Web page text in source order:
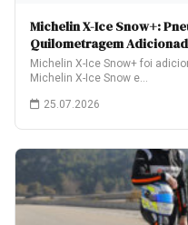
Michelin X-Ice Snow+:
Quilometragem
Michelin X-Ice Snow+ foi
Michelin X-Ice Snow e…
25.07.2026